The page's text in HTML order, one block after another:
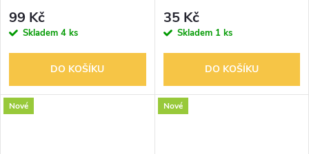
99 Kč
Skladem 4 ks
DO KOŠÍKU
35 Kč
Skladem 1 ks
DO KOŠÍKU
Nové Nové